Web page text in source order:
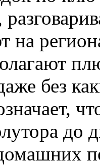
на
без
до